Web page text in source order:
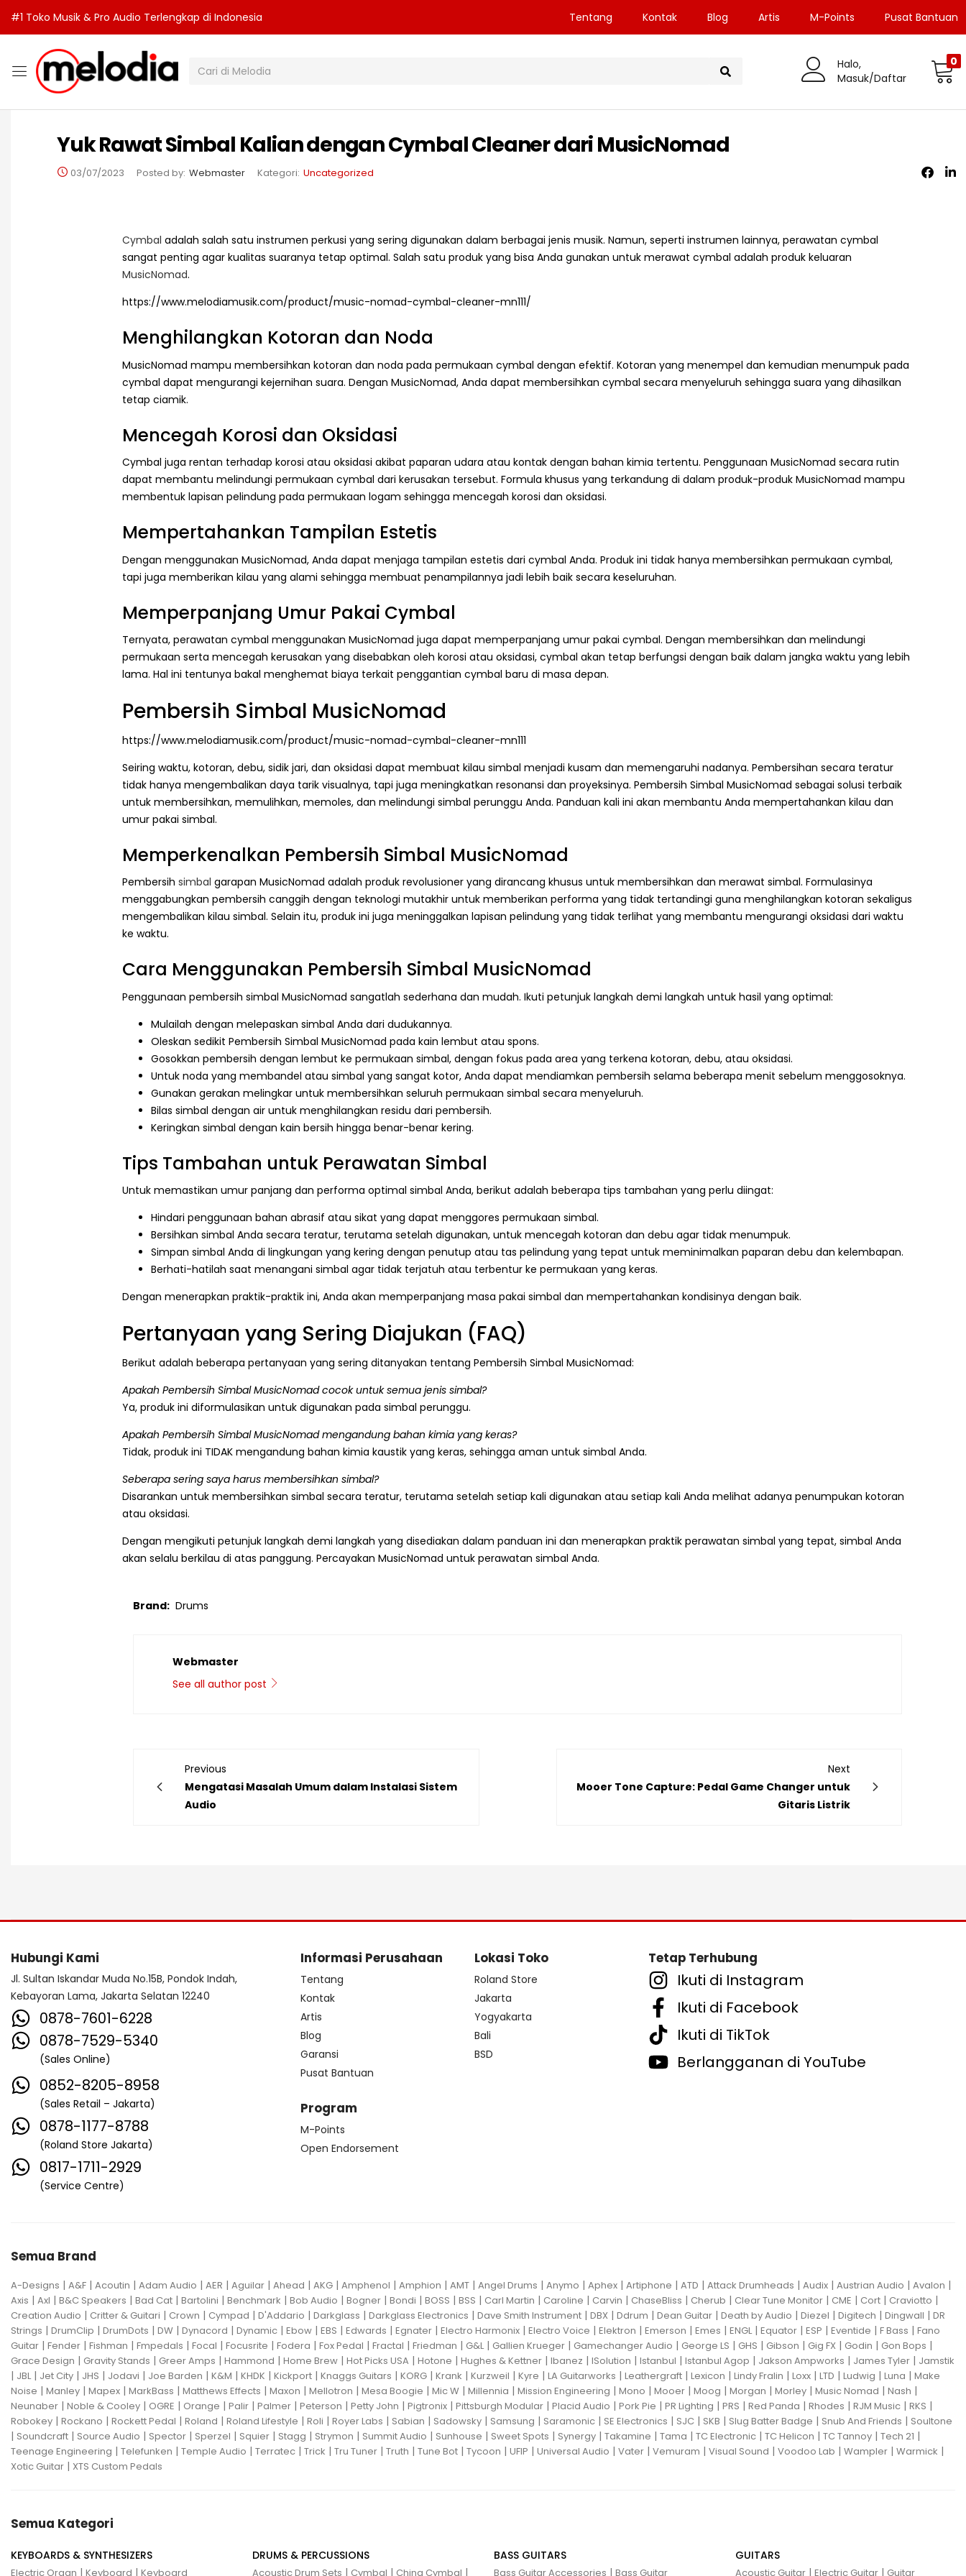
#1 Toko Musik & Pro Audio Terlengkap di Indonesia Tentang Kontak Blog Artis M-Points Pusat Bantuan
Halo,
Masuk/Daftar
0
Yuk Rawat Simbal Kalian dengan Cymbal Cleaner dari MusicNomad
03/07/2023 Posted by: Webmaster Kategori: Uncategorized
Cymbal adalah salah satu instrumen perkusi yang sering digunakan dalam berbagai jenis musik. Namun, seperti instrumen lainnya, perawatan cymbal
sangat penting agar kualitas suaranya tetap optimal. Salah satu produk yang bisa Anda gunakan untuk merawat cymbal adalah produk keluaran
MusicNomad.
https://www.melodiamusik.com/product/music-nomad-cymbal-cleaner-mn111/
Menghilangkan Kotoran dan Noda
MusicNomad mampu membersihkan kotoran dan noda pada permukaan cymbal dengan efektif. Kotoran yang menempel dan kemudian menumpuk pada
cymbal dapat mengurangi kejernihan suara. Dengan MusicNomad, Anda dapat membersihkan cymbal secara menyeluruh sehingga suara yang dihasilkan
tetap ciamik.
Mencegah Korosi dan Oksidasi
Cymbal juga rentan terhadap korosi atau oksidasi akibat paparan udara atau kontak dengan bahan kimia tertentu. Penggunaan MusicNomad secara rutin
dapat membantu melindungi permukaan cymbal dari kerusakan tersebut. Formula khusus yang terkandung di dalam produk-produk MusicNomad mampu
membentuk lapisan pelindung pada permukaan logam sehingga mencegah korosi dan oksidasi.
Mempertahankan Tampilan Estetis
Dengan menggunakan MusicNomad, Anda dapat menjaga tampilan estetis dari cymbal Anda. Produk ini tidak hanya membersihkan permukaan cymbal,
tapi juga memberikan kilau yang alami sehingga membuat penampilannya jadi lebih baik secara keseluruhan.
Memperpanjang Umur Pakai Cymbal
Ternyata, perawatan cymbal menggunakan MusicNomad juga dapat memperpanjang umur pakai cymbal. Dengan membersihkan dan melindungi
permukaan serta mencegah kerusakan yang disebabkan oleh korosi atau oksidasi, cymbal akan tetap berfungsi dengan baik dalam jangka waktu yang lebih
lama. Hal ini tentunya bakal menghemat biaya terkait penggantian cymbal baru di masa depan.
Pembersih Simbal MusicNomad
https://www.melodiamusik.com/product/music-nomad-cymbal-cleaner-mn111
Seiring waktu, kotoran, debu, sidik jari, dan oksidasi dapat membuat kilau simbal menjadi kusam dan memengaruhi nadanya. Pembersihan secara teratur
tidak hanya mengembalikan daya tarik visualnya, tapi juga meningkatkan resonansi dan proyeksinya. Pembersih Simbal MusicNomad sebagai solusi terbaik
untuk membersihkan, memulihkan, memoles, dan melindungi simbal perunggu Anda. Panduan kali ini akan membantu Anda mempertahankan kilau dan
umur pakai simbal.
Memperkenalkan Pembersih Simbal MusicNomad
Pembersih simbal garapan MusicNomad adalah produk revolusioner yang dirancang khusus untuk membersihkan dan merawat simbal. Formulasinya
menggabungkan pembersih canggih dengan teknologi mutakhir untuk memberikan performa yang tidak tertandingi guna menghilangkan kotoran sekaligus
mengembalikan kilau simbal. Selain itu, produk ini juga meninggalkan lapisan pelindung yang tidak terlihat yang membantu mengurangi oksidasi dari waktu
ke waktu.
Cara Menggunakan Pembersih Simbal MusicNomad
Penggunaan pembersih simbal MusicNomad sangatlah sederhana dan mudah. Ikuti petunjuk langkah demi langkah untuk hasil yang optimal:
Mulailah dengan melepaskan simbal Anda dari dudukannya.
Oleskan sedikit Pembersih Simbal MusicNomad pada kain lembut atau spons.
Gosokkan pembersih dengan lembut ke permukaan simbal, dengan fokus pada area yang terkena kotoran, debu, atau oksidasi.
Untuk noda yang membandel atau simbal yang sangat kotor, Anda dapat mendiamkan pembersih selama beberapa menit sebelum menggosoknya.
Gunakan gerakan melingkar untuk membersihkan seluruh permukaan simbal secara menyeluruh.
Bilas simbal dengan air untuk menghilangkan residu dari pembersih.
Keringkan simbal dengan kain bersih hingga benar-benar kering.
Tips Tambahan untuk Perawatan Simbal
Untuk memastikan umur panjang dan performa optimal simbal Anda, berikut adalah beberapa tips tambahan yang perlu diingat:
Hindari penggunaan bahan abrasif atau sikat yang dapat menggores permukaan simbal.
Bersihkan simbal Anda secara teratur, terutama setelah digunakan, untuk mencegah kotoran dan debu agar tidak menumpuk.
Simpan simbal Anda di lingkungan yang kering dengan penutup atau tas pelindung yang tepat untuk meminimalkan paparan debu dan kelembapan.
Berhati-hatilah saat menangani simbal agar tidak terjatuh atau terbentur ke permukaan yang keras.
Dengan menerapkan praktik-praktik ini, Anda akan memperpanjang masa pakai simbal dan mempertahankan kondisinya dengan baik.
Pertanyaan yang Sering Diajukan (FAQ)
Berikut adalah beberapa pertanyaan yang sering ditanyakan tentang Pembersih Simbal MusicNomad:
Apakah Pembersih Simbal MusicNomad cocok untuk semua jenis simbal?
Ya, produk ini diformulasikan untuk digunakan pada simbal perunggu.
Apakah Pembersih Simbal MusicNomad mengandung bahan kimia yang keras?
Tidak, produk ini TIDAK mengandung bahan kimia kaustik yang keras, sehingga aman untuk simbal Anda.
Seberapa sering saya harus membersihkan simbal?
Disarankan untuk membersihkan simbal secara teratur, terutama setelah setiap kali digunakan atau setiap kali Anda melihat adanya penumpukan kotoran
atau oksidasi.
Dengan mengikuti petunjuk langkah demi langkah yang disediakan dalam panduan ini dan menerapkan praktik perawatan simbal yang tepat, simbal Anda
akan selalu berkilau di atas panggung. Percayakan MusicNomad untuk perawatan simbal Anda.
Brand: Drums
Webmaster
See all author post
Previous
Mengatasi Masalah Umum dalam Instalasi Sistem
Audio
Next
Mooer Tone Capture: Pedal Game Changer untuk
Gitaris Listrik
Hubungi Kami
Jl. Sultan Iskandar Muda No.15B, Pondok Indah,
Kebayoran Lama, Jakarta Selatan 12240
0878-7601-6228
0878-7529-5340
(Sales Online)
0852-8205-8958
(Sales Retail – Jakarta)
0878-1177-8788
(Roland Store Jakarta)
0817-1711-2929
(Service Centre)
Informasi Perusahaan
Tentang
Kontak
Artis
Blog
Garansi
Pusat Bantuan
Program
M-Points
Open Endorsement
Lokasi Toko
Roland Store
Jakarta
Yogyakarta
Bali
BSD
Tetap Terhubung
Ikuti di Instagram
Ikuti di Facebook
Ikuti di TikTok
Berlangganan di YouTube
Semua Brand
A-Designs | A&F | Acoutin | Adam Audio | AER | Aguilar | Ahead | AKG | Amphenol | Amphion | AMT | Angel Drums | Anymo | Aphex | Artiphone | ATD | Attack Drumheads | Audix | Austrian Audio | Avalon |
Axis | Axl | B&C Speakers | Bad Cat | Bartolini | Benchmark | Bob Audio | Bogner | Bondi | BOSS | BSS | Carl Martin | Caroline | Carvin | ChaseBliss | Cherub | Clear Tune Monitor | CME | Cort | Craviotto |
Creation Audio | Critter & Guitari | Crown | Cympad | D'Addario | Darkglass | Darkglass Electronics | Dave Smith Instrument | DBX | Ddrum | Dean Guitar | Death by Audio | Diezel | Digitech | Dingwall | DR
Strings | DrumClip | DrumDots | DW | Dynacord | Dynamic | Ebow | EBS | Edwards | Egnater | Electro Harmonix | Electro Voice | Elektron | Emerson | Emes | ENGL| Equator | ESP | Eventide | F Bass | Fano
Guitar | Fender | Fishman | Fmpedals | Focal | Focusrite | Fodera | Fox Pedal | Fractal | Friedman | G&L| Gallien Krueger | Gamechanger Audio | George LS | GHS | Gibson | Gig FX | Godin | Gon Bops |
Grace Design | Gravity Stands | Greer Amps | Hammond | Home Brew | Hot Picks USA | Hotone | Hughes & Kettner | Ibanez | ISolution | Istanbul | Istanbul Agop | Jakson Ampworks | James Tyler | Jamstik
| JBL| Jet City | JHS | Jodavi | Joe Barden | K&M | KHDK | Kickport | Knaggs Guitars | KORG | Krank | Kurzweil | Kyre | LA Guitarworks | Leathergraft | Lexicon | Lindy Fralin | Loxx | LTD | Ludwig | Luna | Make
Noise | Manley | Mapex | MarkBass | Matthews Effects | Maxon | Mellotron | Mesa Boogie | Mic W | Millennia | Mission Engineering | Mono | Mooer | Moog | Morgan | Morley | Music Nomad | Nash |
Neunaber | Noble & Cooley | OGRE | Orange | Palir | Palmer | Peterson | Petty John | Pigtronix | Pittsburgh Modular | Placid Audio | Pork Pie | PR Lighting | PRS | Red Panda | Rhodes | RJM Music | RKS |
Robokey | Rockano | Rockett Pedal | Roland | Roland Lifestyle | Roli | Royer Labs | Sabian | Sadowsky | Samsung | Saramonic | SE Electronics | SJC | SKB | Slug Batter Badge | Snub And Friends | Soultone
| Soundcraft | Source Audio | Spector | Sperzel | Squier | Stagg | Strymon | Summit Audio | Sunhouse | Sweet Spots | Synergy | Takamine | Tama | TC Electronic | TC Helicon | TC Tannoy | Tech 21 |
Teenage Engineering | Telefunken | Temple Audio | Terratec | Trick | Tru Tuner | Truth | Tune Bot | Tycoon | UFIP | Universal Audio | Vater | Vemuram | Visual Sound | Voodoo Lab | Wampler | Warmick |
Xotic Guitar | XTS Custom Pedals
Semua Kategori
KEYBOARDS & SYNTHESIZERS
Electric Organ | Keyboard | Keyboard
DRUMS & PERCUSSIONS
Acoustic Drum Sets | Cymbal | China Cymbal |
BASS GUITARS
Bass Guitar Accessories | Bass Guitar
GUITARS
Acoustic Guitar | Electric Guitar | Guitar